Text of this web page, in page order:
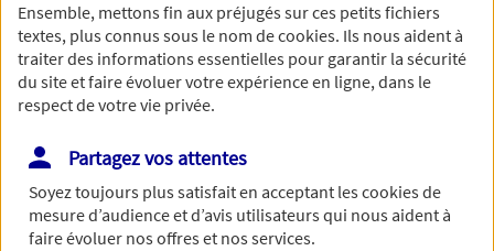
Non
concernant. Pour plus d'informations,
Ensemble, mettons fin aux préjugés sur ces petits fichiers
textes, plus connus sous le nom decookies. Ils nous aident à
traiter des informations essentielles pour garantir la sécurité
du site et faire évoluer votre expérience en ligne, dans le
respect de votre vie privée.
Partagez vos attentes
Soyez toujours plus satisfait en acceptant lescookiesde
mesure d’audience et d’avis utilisateurs qui nous aident à
faire évoluer nos offres et nos services.